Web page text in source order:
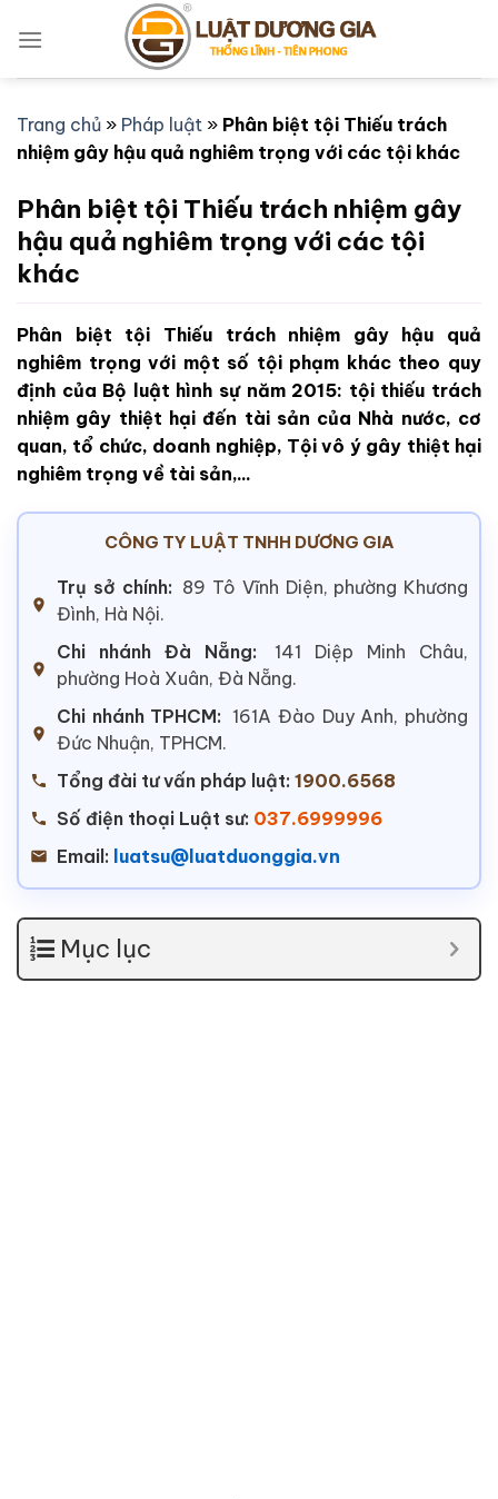
qua
Trang chủ » Pháp luật » Phân biệt tội Thiếu trách
nhiệm gây hậu quả nghiêm trọng với các tội khác
Phân biệt tội Thiếu trách nhiệm gây
hậu quả nghiêm trọng với các tội
khác
Phân biệt tội Thiếu trách nhiệm gây hậu quả
nghiêm trọng với một số tội phạm khác theo quy
định của Bộ luật hình sự năm 2015: tội thiếu trách
nhiệm gây thiệt hại đến tài sản của Nhà nước, cơ
quan, tổ chức, doanh nghiệp, Tội vô ý gây thiệt hại
nghiêm trọng về tài sản,...
CÔNG TY LUẬT TNHH DƯƠNG GIA
Trụ sở chính: 89 Tô Vĩnh Diện, phường Khương
Đình, Hà Nội.
Chi nhánh Đà Nẵng:
141 Diệp Minh Châu,
phường Hoà Xuân, Đà Nẵng.
Chi nhánh TPHCM: 161A Đào Duy Anh, phường
Đức Nhuận, TPHCM.
Tổng đài tư vấn pháp luật: 1900.6568
Số điện thoại Luật sư: 037.6999996
Email: luatsu@luatduonggia.vn
Mục lục